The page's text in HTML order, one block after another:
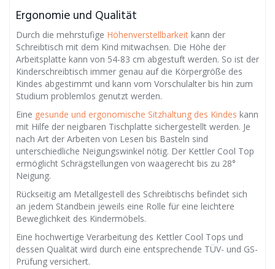
Ergonomie und Qualität
Durch die mehrstufige Höhenverstellbarkeit kann der
Schreibtisch mit dem Kind mitwachsen. Die Höhe der
Arbeitsplatte kann von 54-83 cm abgestuft werden. So ist der
Kinderschreibtisch immer genau auf die Körpergröße des
Kindes abgestimmt und kann vom Vorschulalter bis hin zum
Studium problemlos genutzt werden.
Eine gesunde und ergonomische Sitzhaltung des Kindes kann
mit Hilfe der neigbaren Tischplatte sichergestellt werden. Je
nach Art der Arbeiten von Lesen bis Basteln sind
unterschiedliche Neigungswinkel nötig. Der Kettler Cool Top
ermöglicht Schrägstellungen von waagerecht bis zu 28°
Neigung.
Rückseitig am Metallgestell des Schreibtischs befindet sich
an jedem Standbein jeweils eine Rolle für eine leichtere
Beweglichkeit des Kindermöbels.
Eine hochwertige Verarbeitung des Kettler Cool Tops und
dessen Qualität wird durch eine entsprechende TÜV- und GS-
Prüfung versichert.